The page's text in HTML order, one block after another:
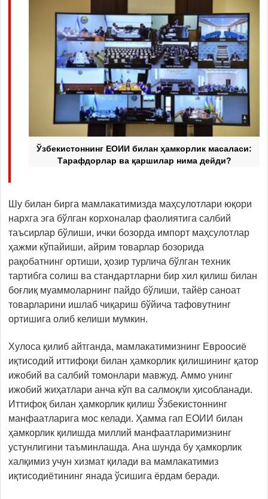
Ўзбекистоннинг ЕОИИ билан ҳамкорлик масаласи:
Тарафдорлар ва қаршилар нима дейди?
Шу билан бирга мамлакатимизда маҳсулотлари юқори
нархга эга бўлган корхоналар фаолиятига салбий
таъсирлар бўлиши, ички бозорда импорт маҳсулотлар
ҳажми кўпайиши, айрим товарлар бозорида
рақобатнинг ортиши, ҳозир турлича бўлган техник
тартибга солиш ва стандартларни бир хил қилиш билан
боғлиқ муаммоларнинг пайдо бўлиши, тайёр саноат
товарларини ишлаб чиқариш бўйича тафовутнинг
ортишига олиб келиши мумкин.
Хулоса қилиб айтганда, мамлакатимизнинг Евроосиё
иқтисодий иттифоқи билан ҳамкорлик қилишининг қатор
ижобий ва салбий томонлари мавжуд. Аммо унинг
ижобий жиҳатлари анча кўп ва салмоқли ҳисобланади.
Иттифоқ билан ҳамкорлик қилиш Ўзбекистоннинг
манфаатларига мос келади. Ҳамма гап ЕОИИ билан
ҳамкорлик қилишда миллий манфаатларимизнинг
устунлигини таъминлашда. Ана шунда бу ҳамкорлик
халқимиз учун хизмат қилади ва мамлакатимиз
иқтисодиётининг янада ўсишига ёрдам беради.